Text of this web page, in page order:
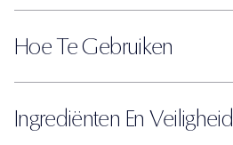
Hoe Te Gebruiken
Ingrediënten En Veiligheid